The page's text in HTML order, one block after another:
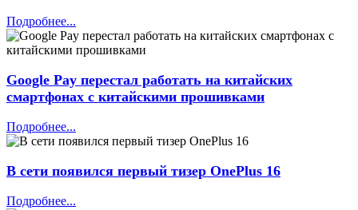
Подробнее...
Google Pay перестал работать на китайских
смартфонах с китайскими прошивками
Подробнее...
В сети появился первый тизер OnePlus 16
Подробнее...